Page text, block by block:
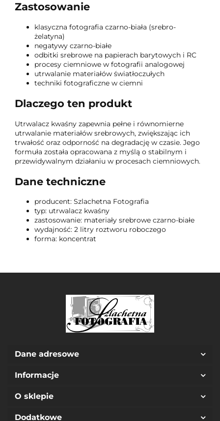
Zastosowanie
klasyczna fotografia czarno-biała (srebro-
żelatyna)
negatywy czarno-białe
odbitki srebrowe na papierach barytowych i RC
procesy ciemniowe w fotografii analogowej
utrwalanie materiałów światłoczułych
techniki fotograficzne w ciemni
Dlaczego ten produkt
Utrwalacz kwaśny zapewnia pełne i równomierne
utrwalanie materiałów srebrowych, zwiększając ich
trwałość oraz odporność na degradację w czasie. Jego
formuła została opracowana z myślą o stabilnym i
przewidywalnym działaniu w procesach ciemniowych.
Dane techniczne
producent: Szlachetna Fotografia
typ: utrwalacz kwaśny
zastosowanie: materiały srebrowe czarno-białe
wydajność: 2 litry roztworu roboczego
forma: koncentrat
Dane adresowe
Informacje
O sklepie
Dodatkowe